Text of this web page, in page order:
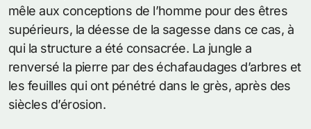
mêle aux conceptions de l’homme pour des êtres
supérieurs, la déesse de la sagesse dans ce cas, à
qui la structure a été consacrée. La jungle a
renversé la pierre par des échafaudages d’arbres et
les feuilles qui ont pénétré dans le grès, après des
siècles d’érosion.